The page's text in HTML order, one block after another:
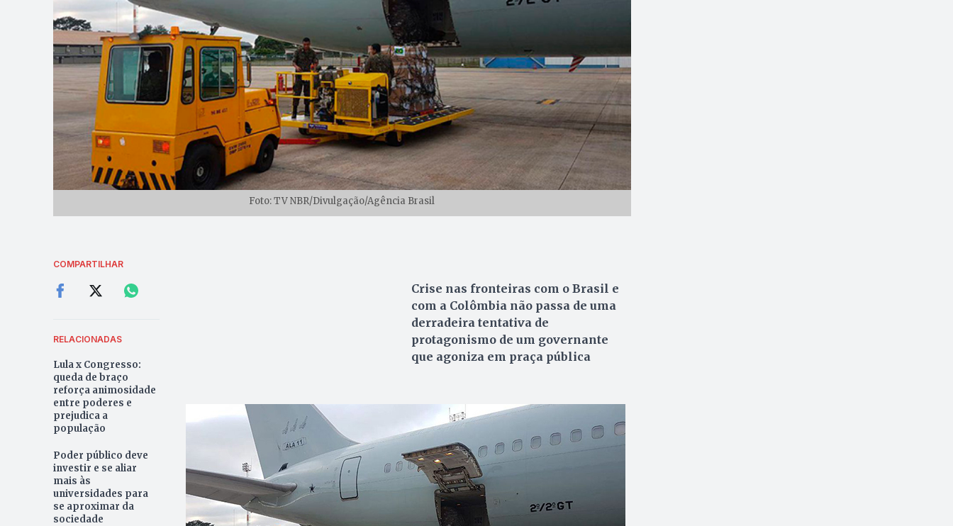
Foto: TV NBR/Divulgação/Agência Brasil
COMPARTILHAR
RELACIONADAS
Lula x Congresso:
queda de braço
reforça animosidade
entre poderes e
prejudica a
população
Poder público deve
investir e se aliar
mais às
universidades para
se aproximar da
sociedade
Crise nas fronteiras com o Brasil e
com a Colômbia não passa de uma
derradeira tentativa de
protagonismo de um governante
que agoniza em praça pública